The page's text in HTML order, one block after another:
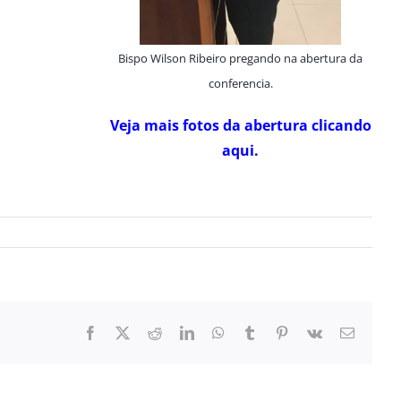
Bispo Wilson Ribeiro pregando na abertura da
conferencia.
Veja mais fotos da abertura clicando
aqui.
Facebook RedditLinkedInWhatsApp
Tumblr Pinterest
Vk
E-